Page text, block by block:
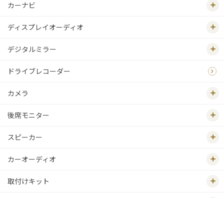
カーナビ
ディスプレイオーディオ
デジタルミラー
ドライブレコーダー
カメラ
後席モニター
スピーカー
カーオーディオ
取付けキット